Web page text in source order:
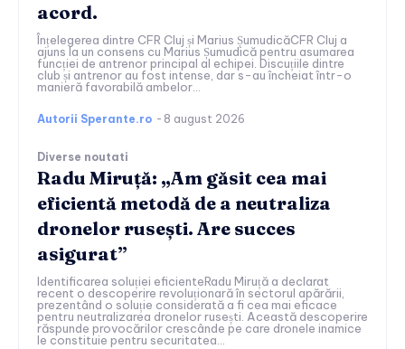
acord.
Înțelegerea dintre CFR Cluj și Marius ȘumudicăCFR Cluj a
ajuns la un consens cu Marius Șumudică pentru asumarea
funcției de antrenor principal al echipei. Discuțiile dintre
club și antrenor au fost intense, dar s-au încheiat într-o
manieră favorabilă ambelor...
Autorii Sperante.ro - 8 august 2026
Diverse noutati
Radu Miruță: „Am găsit cea mai
eficientă metodă de a neutraliza
dronelor rusești. Are succes
asigurat”
Identificarea soluției eficienteRadu Miruță a declarat
recent o descoperire revoluționară în sectorul apărării,
prezentând o soluție considerată a fi cea mai eficace
pentru neutralizarea dronelor rusești. Această descoperire
răspunde provocărilor crescânde pe care dronele inamice
le constituie pentru securitatea...